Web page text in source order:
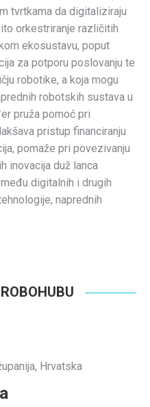
tvrtkama da digitaliziraju
orkestriranje različitih
ekosustavu, poput
za potporu poslovanju te
robotike, a koja mogu
robotskih sustava u
pruža pomoć pri
pristup financiranju
pomaže pri povezivanju
inovacija duž lanca
digitalnih i drugih
naprednih
Hrvatska